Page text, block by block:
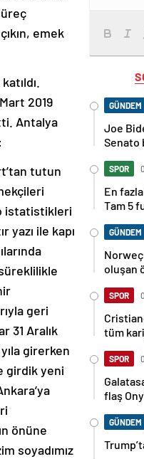
emek
2019
Antalya
tutun
istatistikleri
ile kapı
geri
31 Aralık
girerken
girdik yeni
önüne
soyadımız
GÜNDEM
Joe
Senato
SPOR
En
Tam 5
GÜNDEM
oluşan
SPOR
tüm
SPOR
flaş
GÜNDEM